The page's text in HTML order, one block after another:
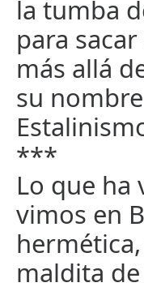
la tumba
para
más allá
su
***
Lo que ha
vimos en
maldita